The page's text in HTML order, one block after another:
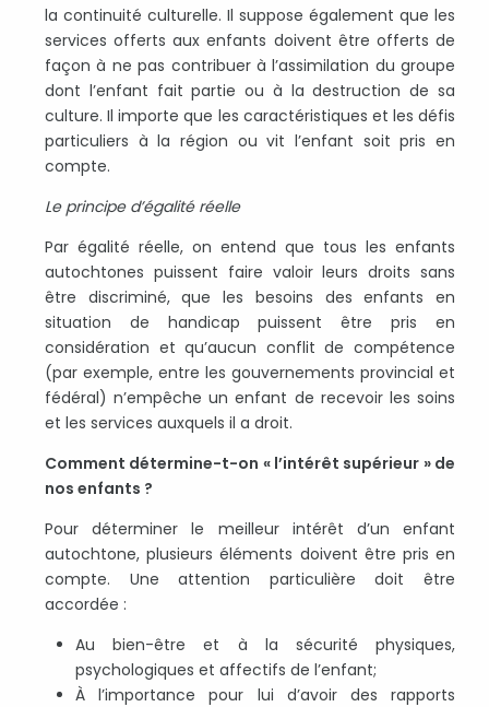
la continuité culturelle. Il suppose également que les
services offerts aux enfants doivent être offerts de
façon à ne pas contribuer à l’assimilation du groupe
dont l’enfant fait partie ou à la destruction de sa
culture. Il importe que les caractéristiques et les défis
particuliers à la région ou vit l’enfant soit pris en
compte.
Le principe d’égalité réelle
Par égalité réelle, on entend que tous les enfants
autochtones puissent faire valoir leurs droits sans
être discriminé, que les besoins des enfants en
situation de handicap puissent être pris en
considération et qu’aucun conflit de compétence
(par exemple, entre les gouvernements provincial et
fédéral) n’empêche un enfant de recevoir les soins
et les services auxquels il a droit.
Comment détermine-t-on « l’intérêt supérieur » de
nos enfants ?
Pour déterminer le meilleur intérêt d’un enfant
autochtone, plusieurs éléments doivent être pris en
compte. Une attention particulière doit être
accordée :
Au bien-être et à la sécurité physiques,
psychologiques et affectifs de l’enfant;
À l’importance pour lui d’avoir des rapports